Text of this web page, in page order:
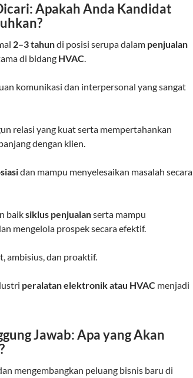
Apakah Anda Kandidat
2–3 tahundi posisi serupa dalam penjualan
di bidang HVAC.
komunikasi dan interpersonal yang sangat
relasi yang kuat serta mempertahankan
dengan klien.
dan mampu menyelesaikan masalah secara
baiksiklus penjualanserta mampu
mengelola prospek secara efektif.
ambisius, dan proaktif.
peralatan elektronik atau HVAC menjadi
Jawab: Apa yang Akan
mengembangkan peluang bisnis baru di